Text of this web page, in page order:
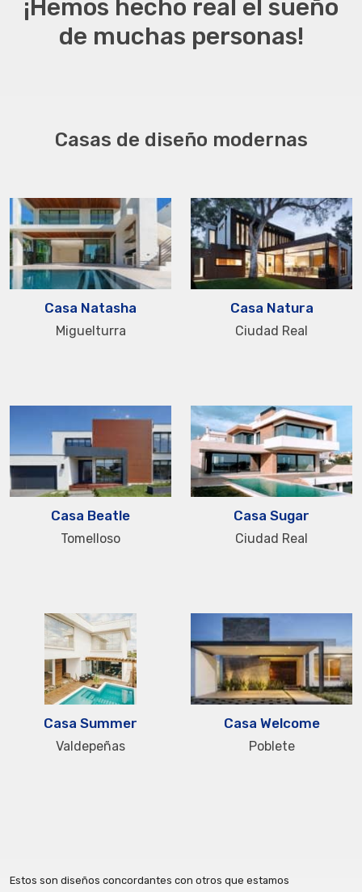
¡Hemos hecho real el sueño
de muchas personas!
Casas de diseño modernas
Casa Natasha
Miguelturra
Casa Natura
Ciudad Real
Casa Beatle
Tomelloso
Casa Sugar
Ciudad Real
Casa Summer
Valdepeñas
Casa Welcome
Poblete
Estos son diseños concordantes con otros que estamos